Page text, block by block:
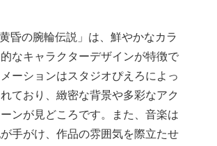
黄昏の腕輪伝説」は、鮮やかなカラ
なキャラクターデザインが特徴で
ーションはスタジオぴえろによっ
ており、緻密な背景や多彩なアク
ンが見どころです。また、音楽は
手がけ、作品の雰囲気を際立たせ